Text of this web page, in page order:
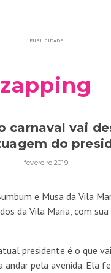
PUBLICIDADE
zapping
carnaval vai
do
fevereiro 2019
e Musa da Vila
da Vila Maria, com
presidente é o que
andar pela avenida. Ela